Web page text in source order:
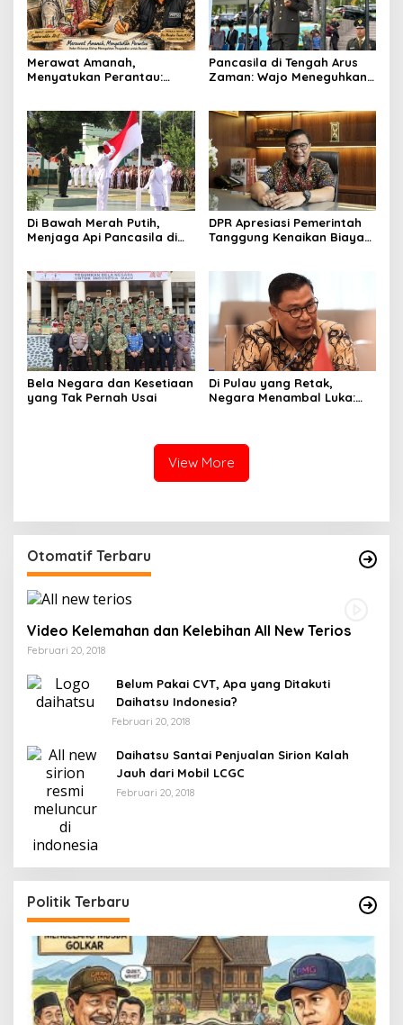
Merawat Amanah,
Menyatukan Perantau:
untuk Daerah
Pancasila di Tengah Arus
Zaman: Wajo Meneguhkan
Di Bawah Merah Putih,
Menjaga Api Pancasila di
DPR Apresiasi Pemerintah
Tanggung Kenaikan Biaya
Bela Negara dan Kesetiaan
yang Tak Pernah Usai
Di Pulau yang Retak,
Negara Menambal Luka:
View More
Otomatif Terbaru
Video Kelemahan dan Kelebihan All New Terios
Februari 20, 2018
Belum Pakai CVT, Apa yang Ditakuti
Daihatsu Indonesia?
Februari 20, 2018
Daihatsu Santai Penjualan Sirion Kalah
Jauh dari Mobil LCGC
Februari 20, 2018
Politik Terbaru